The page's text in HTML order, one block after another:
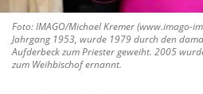
Foto: IMAGO/Michael Kremer (www.imago-
Jahrgang 1953, wurde 1979 durch den
Aufderbeck zum Priester geweiht. 2005
zum Weihbischof ernannt.